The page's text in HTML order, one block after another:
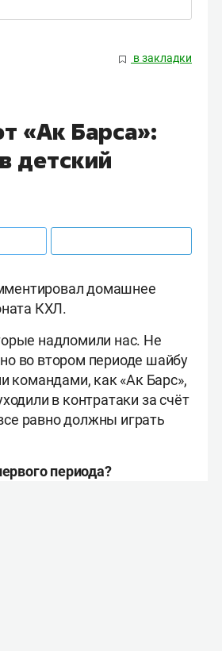
в закладки
«Ак Барса»:
детский
домашнее
КХЛ.
надломили нас. Не
во втором периоде шайбу
командами, как «Ак Барс»,
в контратаки за счёт
равно должны играть
периода?